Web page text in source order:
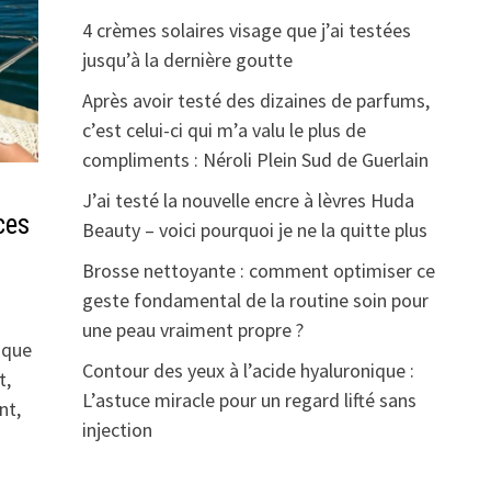
4 crèmes solaires visage que j’ai testées
jusqu’à la dernière goutte
Après avoir testé des dizaines de parfums,
c’est celui-ci qui m’a valu le plus de
compliments : Néroli Plein Sud de Guerlain
J’ai testé la nouvelle encre à lèvres Huda
Beauty – voici pourquoi je ne la quitte plus
Brosse nettoyante : comment optimiser ce
geste fondamental de la routine soin pour
une peau vraiment propre ?
Contour des yeux à l’acide hyaluronique :
L’astuce miracle pour un regard lifté sans
injection